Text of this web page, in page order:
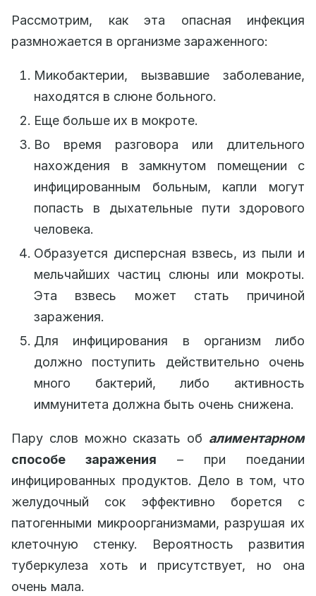
Рассмотрим, как эта опасная инфекция
размножается в организме зараженного:
Микобактерии, вызвавшие заболевание,
находятся в слюне больного.
Еще больше их в мокроте.
Во время разговора или длительного
нахождения в замкнутом помещении с
инфицированным больным, капли могут
попасть в дыхательные пути здорового
человека.
Образуется дисперсная взвесь, из пыли и
мельчайших частиц слюны или мокроты.
Эта взвесь может стать причиной
заражения.
Для инфицирования в организм либо
должно поступить действительно очень
много бактерий, либо активность
иммунитета должна быть очень снижена.
Пару слов можно сказать об алиментарном
способе заражения – при поедании
инфицированных продуктов. Дело в том, что
желудочный сок эффективно борется с
патогенными микроорганизмами, разрушая их
клеточную стенку. Вероятность развития
туберкулеза хоть и присутствует, но она
очень мала.